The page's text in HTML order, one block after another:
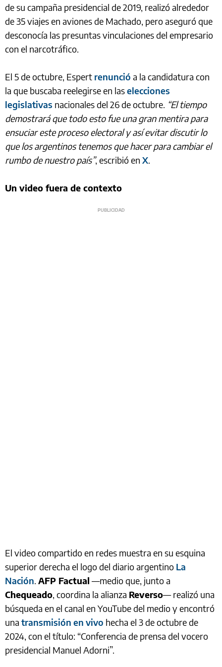
de su campaña presidencial de 2019, realizó alrededor
de 35 viajes en aviones de Machado, pero aseguró que
desconocía las presuntas vinculaciones del empresario
con el narcotráfico.
El 5 de octubre, Espert renunció a la candidatura con
la que buscaba reelegirse en laselecciones
legislativas nacionales del 26 de octubre. “El tiempo
demostrará que todo esto fue una gran mentira para
ensuciar este proceso electoral y así evitar discutir lo
que los argentinos tenemos que hacer para cambiar el
rumbo de nuestro país”, escribió en X.
Un video fuera de contexto
El video compartido en redes muestra en su esquina
superior derecha el logo del diario argentino La
Nación. AFP Factual —medio que, junto a
Chequeado, coordina la alianza Reverso— realizó una
búsqueda en el canal en YouTube del medio y encontró
una transmisión en vivo hecha el 3 de octubre de
2024, con el título: “Conferencia de prensa del vocero
presidencial Manuel Adorni”.